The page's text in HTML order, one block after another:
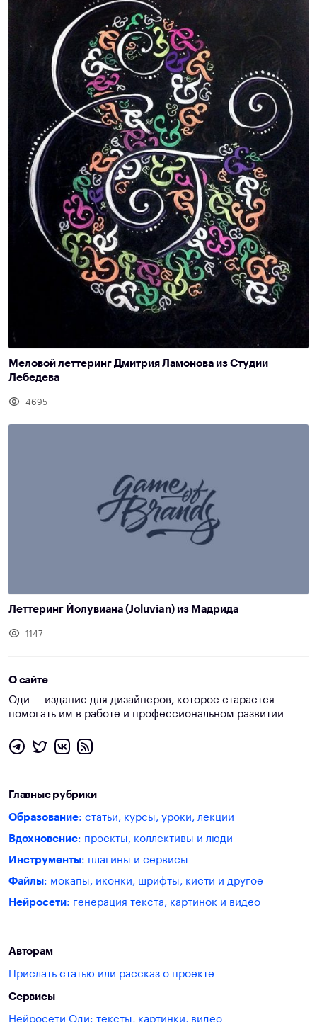
Меловой леттеринг Дмитрия Ламонова из Студии
Лебедева
4695
Леттеринг Йолувиана (Joluvian) из Мадрида
1147
О сайте
Оди — издание для дизайнеров, которое старается
помогать им в работе и профессиональном развитии
Главные рубрики
Образование: статьи, курсы, уроки, лекции
Вдохновение: проекты, коллективы и люди
Инструменты: плагины и сервисы
Файлы: мокапы, иконки, шрифты, кисти и другое
Нейросети: генерация текста, картинок и видео
Авторам
Прислать статью или рассказ о проекте
Сервисы
Нейросети Оди: тексты, картинки, видео